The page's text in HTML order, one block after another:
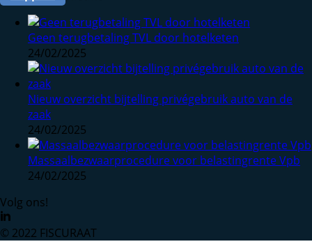
Geen terugbetaling TVL door hotelketen
24/02/2025
Nieuw overzicht bijtelling privégebruik auto van de
zaak
24/02/2025
Massaalbezwaarprocedure voor belastingrente Vpb
24/02/2025
Volg ons!
© 2022 FISCURAAT